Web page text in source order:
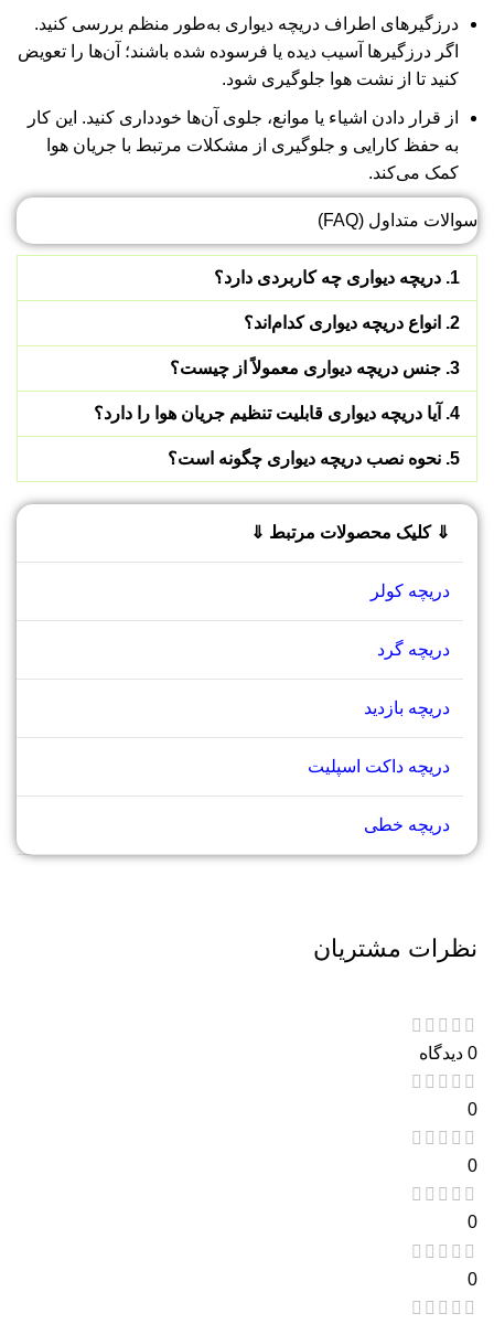
درزگیرهای اطراف دریچه دیواری به‌طور منظم بررسی کنید.
اگر درزگیرها آسیب دیده یا فرسوده شده باشند؛ آن‌ها را تعویض
کنید تا از نشت هوا جلوگیری شود.
از قرار دادن اشیاء یا موانع، جلوی آن‌ها خودداری کنید. این کار
به حفظ کارایی و جلوگیری از مشکلات مرتبط با جریان هوا
کمک می‌کند.
سوالات متداول (FAQ)
1. دریچه دیواری چه کاربردی دارد؟
2. انواع دریچه دیواری کدام‌اند؟
3. جنس دریچه دیواری معمولاً از چیست؟
4. آیا دریچه دیواری قابلیت تنظیم جریان هوا را دارد؟
5. نحوه نصب دریچه دیواری چگونه است؟
⇓ کلیک محصولات مرتبط ⇓
دریچه کولر
دریچه گرد
دریچه بازدید
دریچه داکت اسپلیت
دریچه خطی
نظرات مشتریان
0 دیدگاه
0
0
0
0